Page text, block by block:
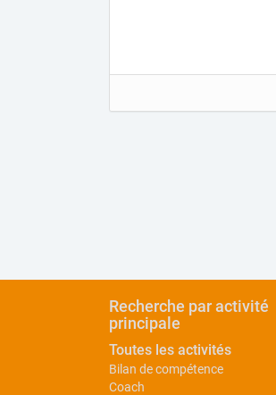
Recherche par activité
principale
Toutes les activités
Bilan de compétence
Coach